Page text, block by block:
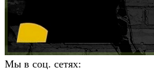
Мы в соц. сетях: